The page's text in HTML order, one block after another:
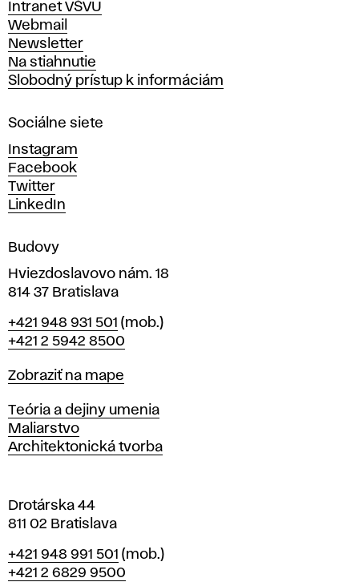
ý
t
v
a
r
ý
c
h
u
m
e
í
v
r
a
i
l
a
v
Intranet VŠVU
Webmail
Newsletter
Na stiahnutie
Slobodný prístup k informáciám
Sociálne siete
Instagram
Facebook
Twitter
LinkedIn
Budovy
Hviezdoslavovo nám. 18
814 37 Bratislava
Telefón
+421 948 931 501 (mob.)
+421 2 5942 8500
Mapa
Zobraziť na mape
Katedry
Teória a dejiny umenia
Maliarstvo
Architektonická tvorba
Drotárska 44
811 02 Bratislava
Telefón
+421 948 991 501 (mob.)
+421 2 6829 9500